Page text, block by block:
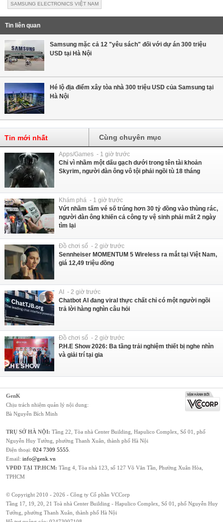
SAMSUNG ELECTRONICS VIỆT NAM
Tin liên quan
Samsung mặc cả 12 "yêu sách" đối với dự án 300 triệu
USD tại Hà Nội
Hé lộ địa điểm xây tòa nhà 300 triệu USD của Samsung tại
Hà Nội
Tin mới nhất Cùng chuyên mục
Apps/Games - 1 giờ trước
Chỉ vì nhầm một dấu gạch dưới trong tên tài khoản
Skyrim, người đàn ông vô tội phải ngồi tù 18 tháng
Khám phá - 1 giờ trước
Vứt nhầm tấm vé số trúng hơn 30 tỷ đồng vào thùng rác,
người đàn ông khiến cả công ty vệ sinh phải mất 2 ngày
tìm lại
Đồ chơi số - 2 giờ trước
Sennheiser MOMENTUM 5 Wireless ra mắt tại Việt Nam,
giá 12,49 triệu đồng
AI - 2 giờ trước
Chatbot AI đang viral thực chất chỉ có một người ngồi
trả lời hàng nghìn câu hỏi
Đồ chơi số - 2 giờ trước
P.H.E Show 2026: Ba tầng trải nghiệm thiết bị nghe nhìn
và giải trí tại gia
GenK
Chịu trách nhiệm quản lý nội dung:
Bà Nguyễn Bích Minh
TRỤ SỞ HÀ NỘI: Tầng 22, Tòa nhà Center Building, Hapulico Complex, Số 01, phố
Nguyễn Huy Tưởng, phường Thanh Xuân, thành phố Hà Nội
Điện thoại: 024 7309 5555
Email: info@genk.vn
VPĐD TẠI TP.HCM: Tầng 4, Tòa nhà 123, số 127 Võ Văn Tần, Phường Xuân Hòa,
TPHCM
© Copyright 2010 - 2026 - Công ty Cổ phần VCCorp
Tầng 17, 19, 20, 21 Toà nhà Center Building - Hapulico Complex, Số 01, phố Nguyễn Huy
Tưởng, phường Thanh Xuân, thành phố Hà Nội